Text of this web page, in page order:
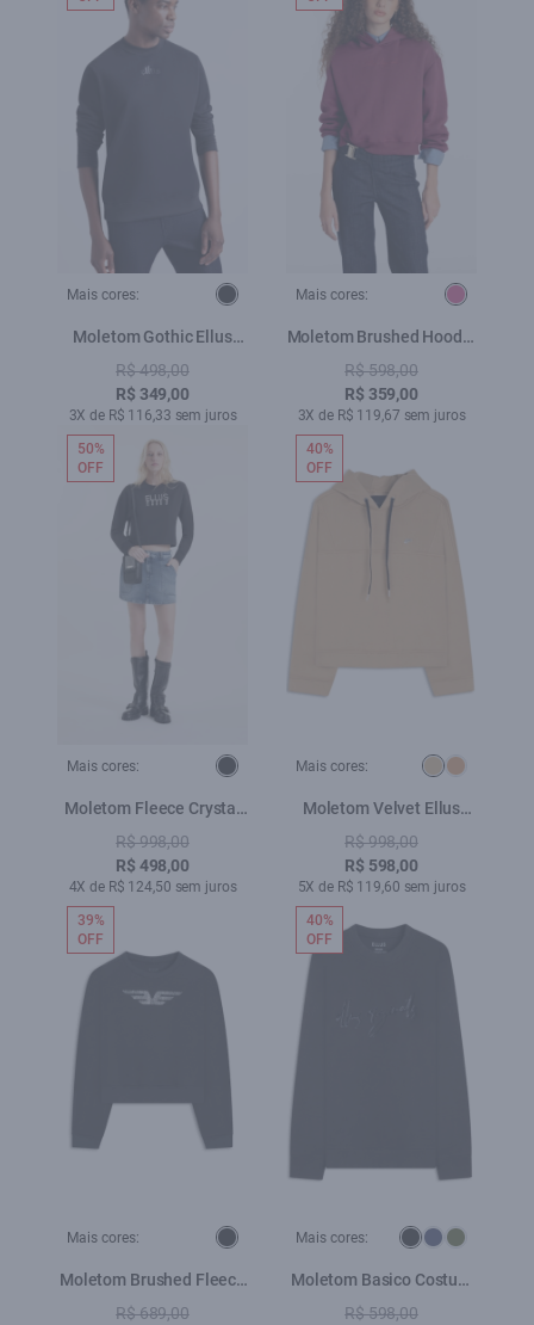
Mais cores:
Moletom Gothic Ellus
Preto
R$ 498,00
R$ 349,00
3X de R$ 116,33 sem juros
Mais cores:
Moletom Brushed Hoodie
Pitaya
R$ 598,00
R$ 359,00
3X de R$ 119,67 sem juros
Mais cores:
Moletom Fleece Crystal
Ellus Preto
R$ 998,00
R$ 498,00
4X de R$ 124,50 sem juros
50%
OFF
Mais cores:
Moletom Velvet Ellus
Caqui
R$ 998,00
R$ 598,00
5X de R$ 119,60 sem juros
40%
OFF
Mais cores:
Moletom Brushed Fleece
Easa Mirror Preto
R$ 689,00
39%
OFF
Mais cores:
Moletom Basico Costum
Careca Preto
R$ 598,00
40%
OFF